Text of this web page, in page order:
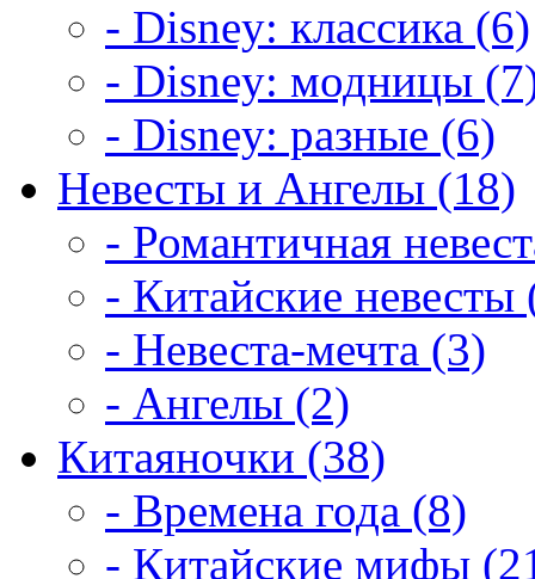
- Disney: классика (6)
- Disney: модницы
- Disney: разные (6)
Невесты и Ангелы (18)
- Романтичная
- Китайские невесты
- Невеста-мечта (3)
- Ангелы (2)
Китаяночки (38)
- Времена года (8)
- Китайские мифы